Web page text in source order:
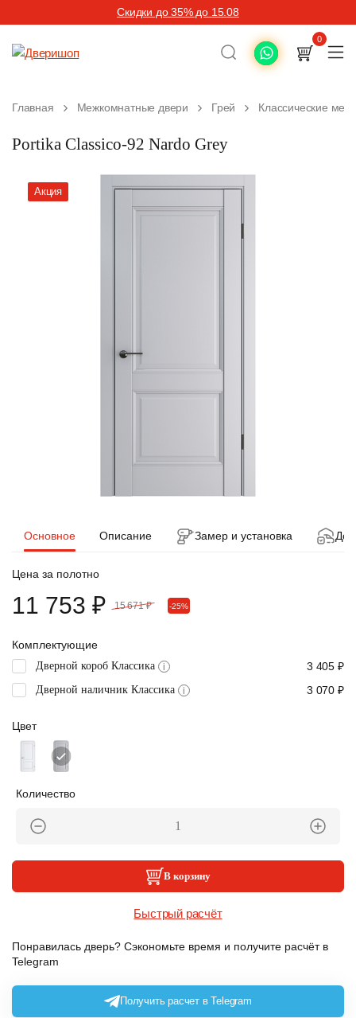
Скидки до 35% до 15.08
0
Главная Межкомнатные двери Грей Классические
Portika Classico-92 Nardo Grey
Акция
Основное Описание Замер и установка
Комплектующие
Дверной короб Классика i 3 405 ₽
Дверной наличник Классика i 3 070 ₽
Цвет
Количество
Цена за полотно
11 753 ₽ 15 671 ₽ -25%
В корзину
Быстрый расчёт
Понравилась дверь? Сэкономьте время и получите расчёт в
Telegram
Получить расчет в Telegram